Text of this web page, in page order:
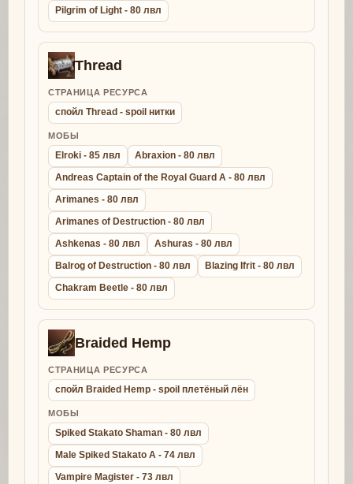
Pilgrim of Light - 80 лвл
Thread
СТРАНИЦА РЕСУРСА
спойл Thread - spoil нитки
МОБЫ
Elroki - 85 лвл
Abraxion - 80 лвл
Andreas Captain of the Royal Guard A - 80 лвл
Arimanes - 80 лвл
Arimanes of Destruction - 80 лвл
Ashkenas - 80 лвл
Ashuras - 80 лвл
Balrog of Destruction - 80 лвл
Blazing Ifrit - 80 лвл
Chakram Beetle - 80 лвл
Braided Hemp
СТРАНИЦА РЕСУРСА
спойл Braided Hemp - spoil плетёный лён
МОБЫ
Spiked Stakato Shaman - 80 лвл
Male Spiked Stakato A - 74 лвл
Vampire Magister - 73 лвл